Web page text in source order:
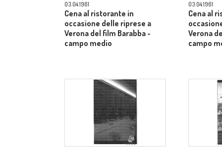
03.04.1961
Cena al ristorante in
occasione delle riprese a
Verona del film Barabba -
campo medio
03.04.1961
Cena al
Verona
campo